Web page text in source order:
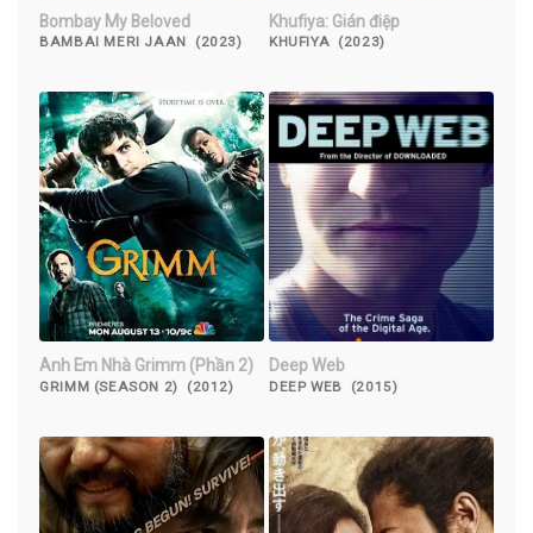
Bombay My Beloved
BAMBAI MERI JAAN (2023)
Khufiya: Gián điệp
KHUFIYA (2023)
Anh Em Nhà Grimm (Phần 2)
GRIMM (SEASON 2) (2012)
Deep Web
DEEP WEB (2015)